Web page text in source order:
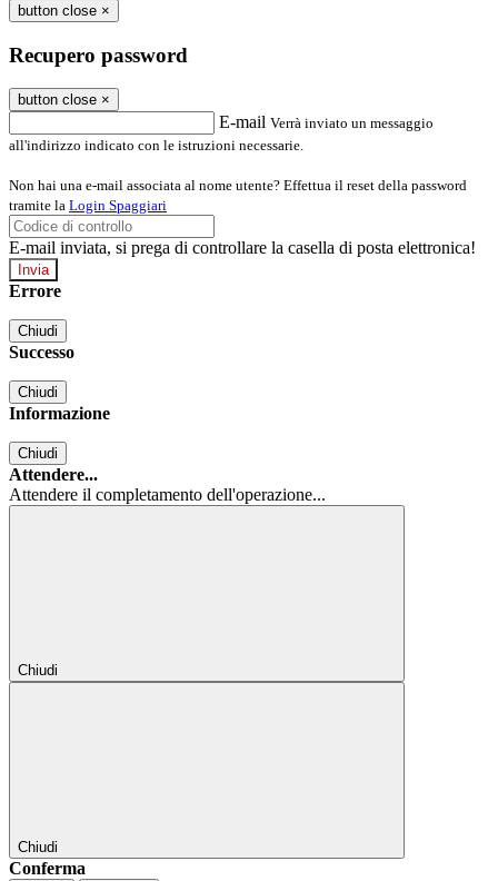
button close ×
Recupero password
button close ×
E-mail Verrà inviato un messaggio
all'indirizzo indicato con le istruzioni necessarie.
Non hai una e-mail associata al nome utente? Effettua il reset della password
tramite la Login Spaggiari
E-mail inviata, si prega di controllare la casella di posta elettronica!
Errore
Chiudi
Successo
Chiudi
Informazione
Chiudi
Attendere...
Attendere il completamento dell'operazione...
Chiudi
Chiudi
Conferma